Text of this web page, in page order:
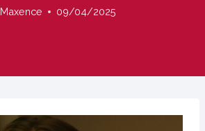
Maxence 09/04/2025